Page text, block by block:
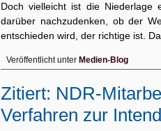
Doch vielleicht ist die Niederlage
darüber nachzudenken, ob der
entschieden wird, der richtige ist.
Veröffentlicht unter Medien-Blog
Zitiert: NDR-
Verfahren zur